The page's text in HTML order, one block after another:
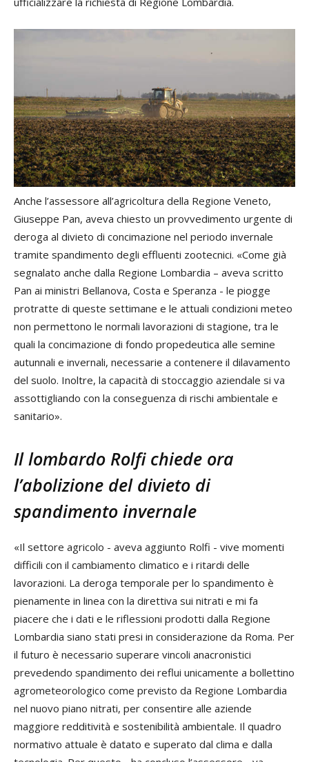
Anche l’assessore all’agricoltura della Regione Veneto,
Giuseppe Pan, aveva chiesto un provvedimento urgente di
deroga al divieto di concimazione nel periodo invernale
tramite spandimento degli effluenti zootecnici. «Come già
segnalato anche dalla Regione Lombardia – aveva scritto
Pan ai ministri Bellanova, Costa e Speranza - le piogge
protratte di queste settimane e le attuali condizioni meteo
non permettono le normali lavorazioni di stagione, tra le
quali la concimazione di fondo propedeutica alle semine
autunnali e invernali, necessarie a contenere il dilavamento
del suolo. Inoltre, la capacità di stoccaggio aziendale si va
assottigliando con la conseguenza di rischi ambientale e
sanitario».
Il lombardo Rolfi chiede ora
l’abolizione del divieto di
spandimento invernale
«Il settore agricolo - aveva aggiunto Rolfi - vive momenti
difficili con il cambiamento climatico e i ritardi delle
lavorazioni. La deroga temporale per lo spandimento è
pienamente in linea con la direttiva sui nitrati e mi fa
piacere che i dati e le riflessioni prodotti dalla Regione
Lombardia siano stati presi in considerazione da Roma. Per
il futuro è necessario superare vincoli anacronistici
prevedendo spandimento dei reflui unicamente a bollettino
agrometeorologico come previsto da Regione Lombardia
nel nuovo piano nitrati, per consentire alle aziende
maggiore redditività e sostenibilità ambientale. Il quadro
normativo attuale è datato e superato dal clima e dalla